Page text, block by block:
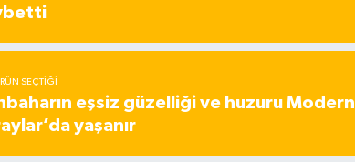
SEÇTIĞI
eşsiz güzelliği ve huzuru Modern
yaşanır